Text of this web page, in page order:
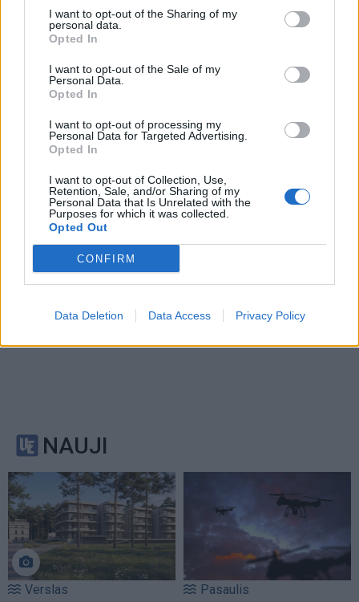
I want to opt-out of the Sharing of my
personal data.
Opted In
I want to opt-out of the Sale of my
Personal Data.
Opted In
I want to opt-out of processing my
Personal Data for Targeted Advertising.
Opted In
I want to opt-out of Collection, Use,
Retention, Sale, and/or Sharing of my
Personal Data that Is Unrelated with the
Purposes for which it was collected.
Opted Out
CONFIRM
Data Deletion Data Access Privacy Policy
Paramediko nužudymo
byloje į laisvę paleistas
Užsidegė lauko pavėsinė:
NAUJI
Verslas Pasaulis